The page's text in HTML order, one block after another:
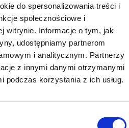
do spersonalizowania treści i
społecznościowe i
witrynie. Informacje o tym, jak
udostępniamy partnerom
i analitycznym. Partnerzy
z innymi danymi otrzymanymi
podczas korzystania z ich usług.